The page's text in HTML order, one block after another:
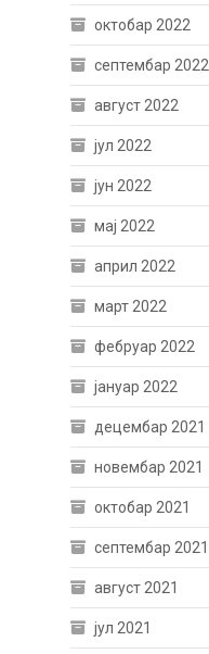
октобар 2022
септембар 2022
август 2022
јул 2022
јун 2022
мај 2022
април 2022
март 2022
фебруар 2022
јануар 2022
децембар 2021
новембар 2021
октобар 2021
септембар 2021
август 2021
јул 2021